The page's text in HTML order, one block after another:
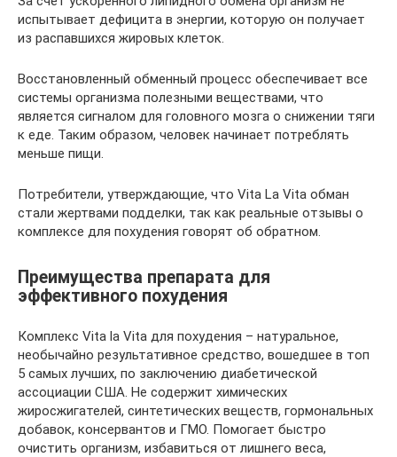
испытывает дефицита в энергии, которую он получает
из распавшихся жировых клеток.
Восстановленный обменный процесс обеспечивает все
системы организма полезными веществами, что
является сигналом для головного мозга о снижении тяги
к еде. Таким образом, человек начинает потреблять
меньше пищи.
Потребители, утверждающие, что Vita La Vita обман
стали жертвами подделки, так как реальные отзывы о
комплексе для похудения говорят об обратном.
Преимущества препарата для
эффективного похудения
Комплекс Vita la Vita для похудения – натуральное,
необычайно результативное средство, вошедшее в топ
5 самых лучших, по заключению диабетической
ассоциации США. Не содержит химических
жиросжигателей, синтетических веществ, гормональных
добавок, консервантов и ГМО. Помогает быстро
очистить организм, избавиться от лишнего веса,